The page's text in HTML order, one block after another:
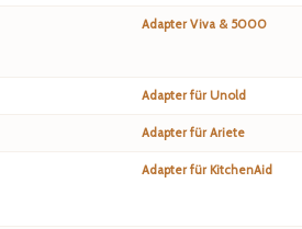
Adapter Viva & 5000
Adapter für Unold
Adapter für Ariete
Adapter für KitchenAid